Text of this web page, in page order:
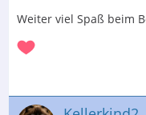
Weiter viel Spaß beim